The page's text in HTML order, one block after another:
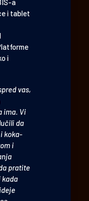
a
i tablet
i
vas,
ima. Vi
da
koka-
i
pratite
kada